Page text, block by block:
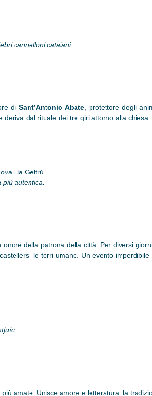
cannelloni catalani.
diSant’Antonio Abate , protettore degli
deriva dal rituale dei tre giri attorno alla
i la Geltrú
autentica.
della patrona della città. Per diversi
le torri umane. Un evento
amate. Unisce amore e letteratura: la